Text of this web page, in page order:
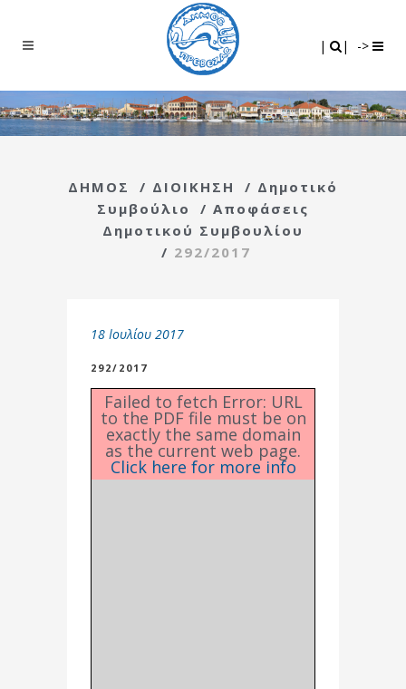
| | ->
ΔΗΜΟΣ / ΔΙΟΙΚΗΣΗ / Δημοτικό
Συμβούλιο
/ Αποφάσεις
Δημοτικού Συμβουλίου
/ 292/2017
18 Ιουλίου 2017
292/2017
Failed to fetch Error: URL
to the PDF file must be on
exactly the same domain
as the current web page.
Click here for more info